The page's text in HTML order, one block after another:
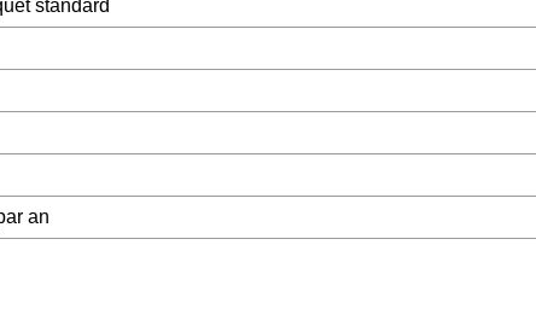
standard
an